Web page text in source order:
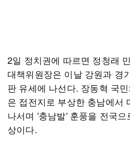
2일 정치권에 따르면 정청래
대책위원장은 이날 강원과 경
판 유세에 나선다. 장동혁 국
은 접전지로 부상한 충남에서
나서며 '충남발' 훈풍을 전국
상이다.